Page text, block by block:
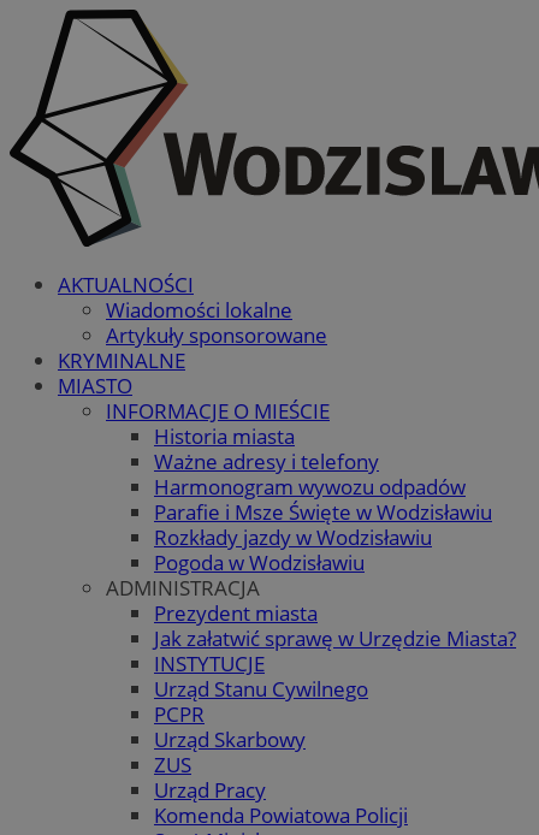
AKTUALNOŚCI
Wiadomości lokalne
Artykuły sponsorowane
KRYMINALNE
MIASTO
INFORMACJE O MIEŚCIE
Historia miasta
Ważne adresy i telefony
Harmonogram wywozu odpadów
Parafie i Msze Święte w Wodzisławiu
Rozkłady jazdy w Wodzisławiu
Pogoda w Wodzisławiu
ADMINISTRACJA
Prezydent miasta
Jak załatwić sprawę w Urzędzie Miasta?
INSTYTUCJE
Urząd Stanu Cywilnego
PCPR
Urząd Skarbowy
ZUS
Urząd Pracy
Komenda Powiatowa Policji